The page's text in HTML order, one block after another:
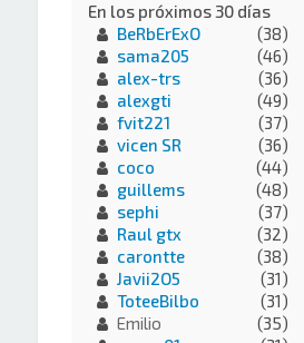
En los próximos 30 días
BeRbErExO
(38)
sama205
(46)
alex-trs
(36)
alexgti
(49)
fvit221
(37)
vicen SR
(36)
coco
(44)
guillems
(48)
sephi
(37)
Raul gtx
(32)
carontte
(38)
Javii2O5
(31)
ToteeBilbo
(31)
Emilio
(35)